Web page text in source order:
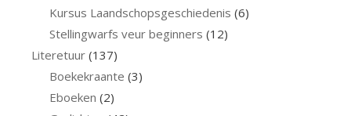
Kursus Laandschopsgeschiedenis (6)
Stellingwarfs veur beginners (12)
Literetuur (137)
Boekekraante (3)
Eboeken (2)